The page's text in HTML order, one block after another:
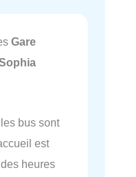
Gare
bus sont
est
heures